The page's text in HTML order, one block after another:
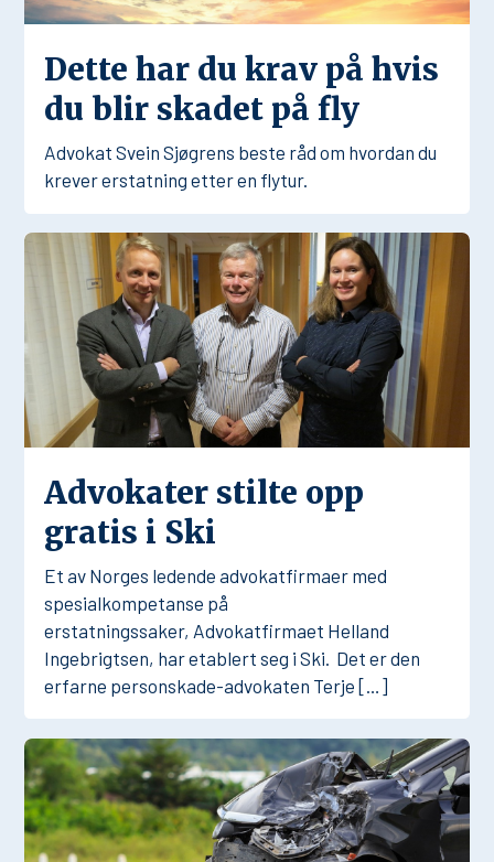
Dette har du krav på hvis
du blir skadet på fly
Advokat Svein Sjøgrens beste råd om hvordan du
krever erstatning etter en flytur.
Advokater stilte opp
gratis i Ski
Et av Norges ledende advokatfirmaer med
spesialkompetanse på
erstatningssaker, Advokatfirmaet Helland
Ingebrigtsen, har etablert seg i Ski. Det er den
erfarne personskade-advokaten Terje […]